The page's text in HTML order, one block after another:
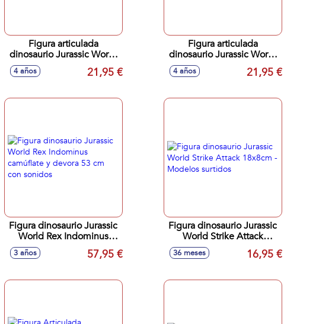
Figura articulada
dinosaurio Jurassic World
ruge y golpea.
Ichthyovenator.
4 años 21,95 €
Figura articulada
dinosaurio Jurassic World
ruge y golpea.
Pteranodon.
4 años 21,95 €
Figura dinosaurio Jurassic
World Rex Indominus
camúflate y devora 53 cm
con sonidos
3 años 57,95 €
Figura dinosaurio Jurassic
World Strike Attack
18x8cm - Modelos
surtidos
36 meses 16,95 €